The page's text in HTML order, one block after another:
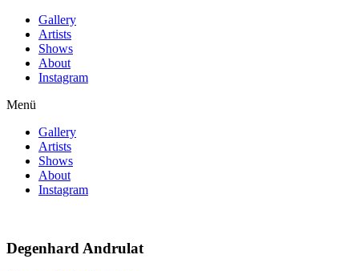
Gallery
Artists
Shows
About
Instagram
Menü
Gallery
Artists
Shows
About
Instagram
Degenhard Andrulat